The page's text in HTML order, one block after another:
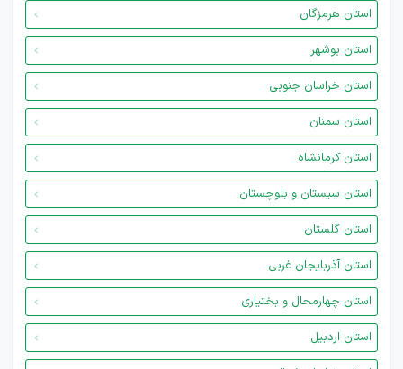
استان هرمزگان
استان بوشهر
استان خراسان جنوبی
استان سمنان
استان کرمانشاه
استان سیستان و بلوچستان
استان گلستان
استان آذربایجان غربی
استان چهارمحال و بختیاری
استان اردبیل